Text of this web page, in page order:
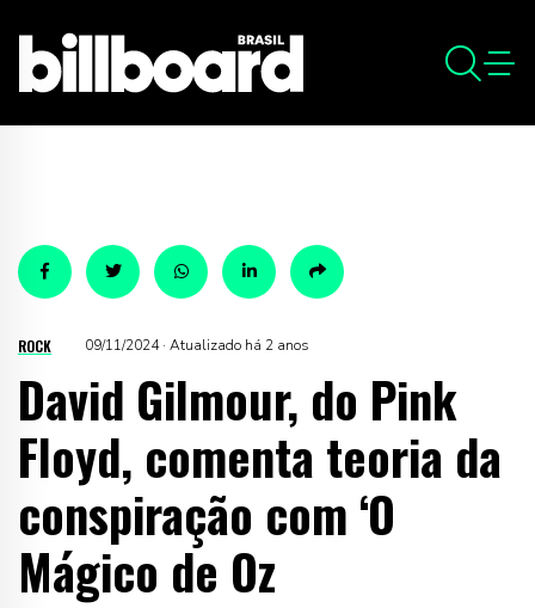
ROCK 09/11/2024 · Atualizado há 2 anos
David Gilmour, do Pink
Floyd, comenta teoria da
conspiração com ‘O
Mágico de Oz